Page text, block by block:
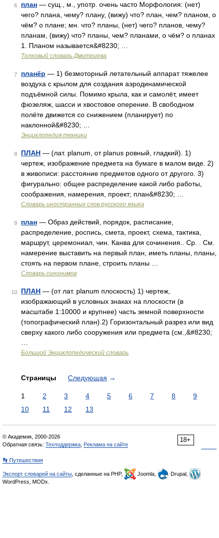
6 план — сущ., м., употр. очень часто Морфология: (нет)
чего? плана, чему? плану, (вижу) что? план, чем? планом, о
чём? о плане; мн. что? планы, (нет) чего? планов, чему?
планам, (вижу) что? планы, чем? планами, о чём? о планах
1. Планом называется&#8230; …
Толковый словарь Дмитриева
7 планёр — 1) безмоторный летательный аппарат тяжелее
воздуха с крылом для создания аэродинамической
подъёмной силы. Помимо крыла, как и самолёт, имеет
фюзеляж, шасси и хвостовое оперение. В свободном
полёте движется со снижением (планирует) по
наклонной&#8230; …
Энциклопедия техники
8 ПЛАН — (лат. planum, от planus ровный, гладкий). 1)
чертеж, изображение предмета на бумаге в малом виде. 2)
в живописи: расстояние предметов одного от другого. 3)
фигурально: общее распределение какой либо работы,
соображения, намерения, проект; план&#8230; …
Словарь иностранных слов русского языка
9 план — Образ действий, порядок, расписание,
распределение, роспись, смета, проект, схема, тактика,
маршрут, церемониал, чин. Канва для сочинения.. Ср. . См.
намерение выставить на первый план, иметь планы, планы,
стоять на первом плане, строить планы …
Словарь синонимов
10 ПЛАН — (от лат. planum плоскость) 1) чертеж,
изображающий в условных знаках на плоскости (в
масштабе 1:10000 и крупнее) часть земной поверхности
(топографический план).2) Горизонтальный разрез или вид
сверху какого либо сооружения или предмета (см.,&#8230;
Большой Энциклопедический словарь
Страницы Следующая →
1 2 3 4 5 6 7 8
9
10
11 12 13
18+
© Академик, 2000-2026
Обратная связь: Техподдержка Реклама на сайте
👣 Путешествия
Экспорт словарей на сайты , сделанные на PHP, Joomla,
Drupal,
WordPress, MODx.